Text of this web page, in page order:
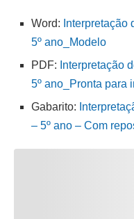
Word: Interpretação
5º ano_Modelo
PDF: Interpretação
5º ano_Pronta para
Gabarito:
– 5º ano – Com